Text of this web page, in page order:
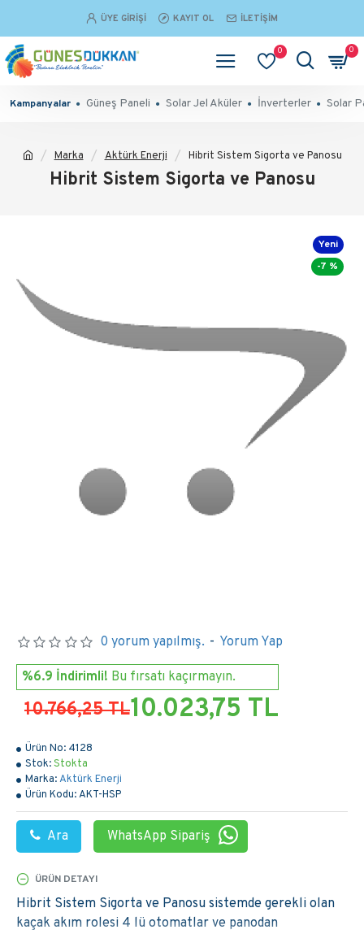
ÜYE GIRIŞI KAYIT OL İLETIŞIM
0 0
Kampanyalar Güneş Paneli Solar Jel Aküler İnverterler Solar
Marka Aktürk Enerji Hibrit Sistem Sigorta ve Panosu
Hibrit Sistem Sigorta ve Panosu
Yeni
-7 %
Ürün No: 4128
Stok:Stokta
Marka:Aktürk Enerji
Ürün Kodu:AKT-HSP
Ara WhatsApp Sipariş
0 yorum yapılmış. - Yorum Yap
%6.9 İndirimli! Bu fırsatı kaçırmayın.
10.766,25 TL10.023,75 TL
ÜRÜN DETAYI
Hibrit Sistem Sigorta ve Panosu sistemde gerekli olan
kaçak akım rolesi 4 lü otomatlar ve panodan